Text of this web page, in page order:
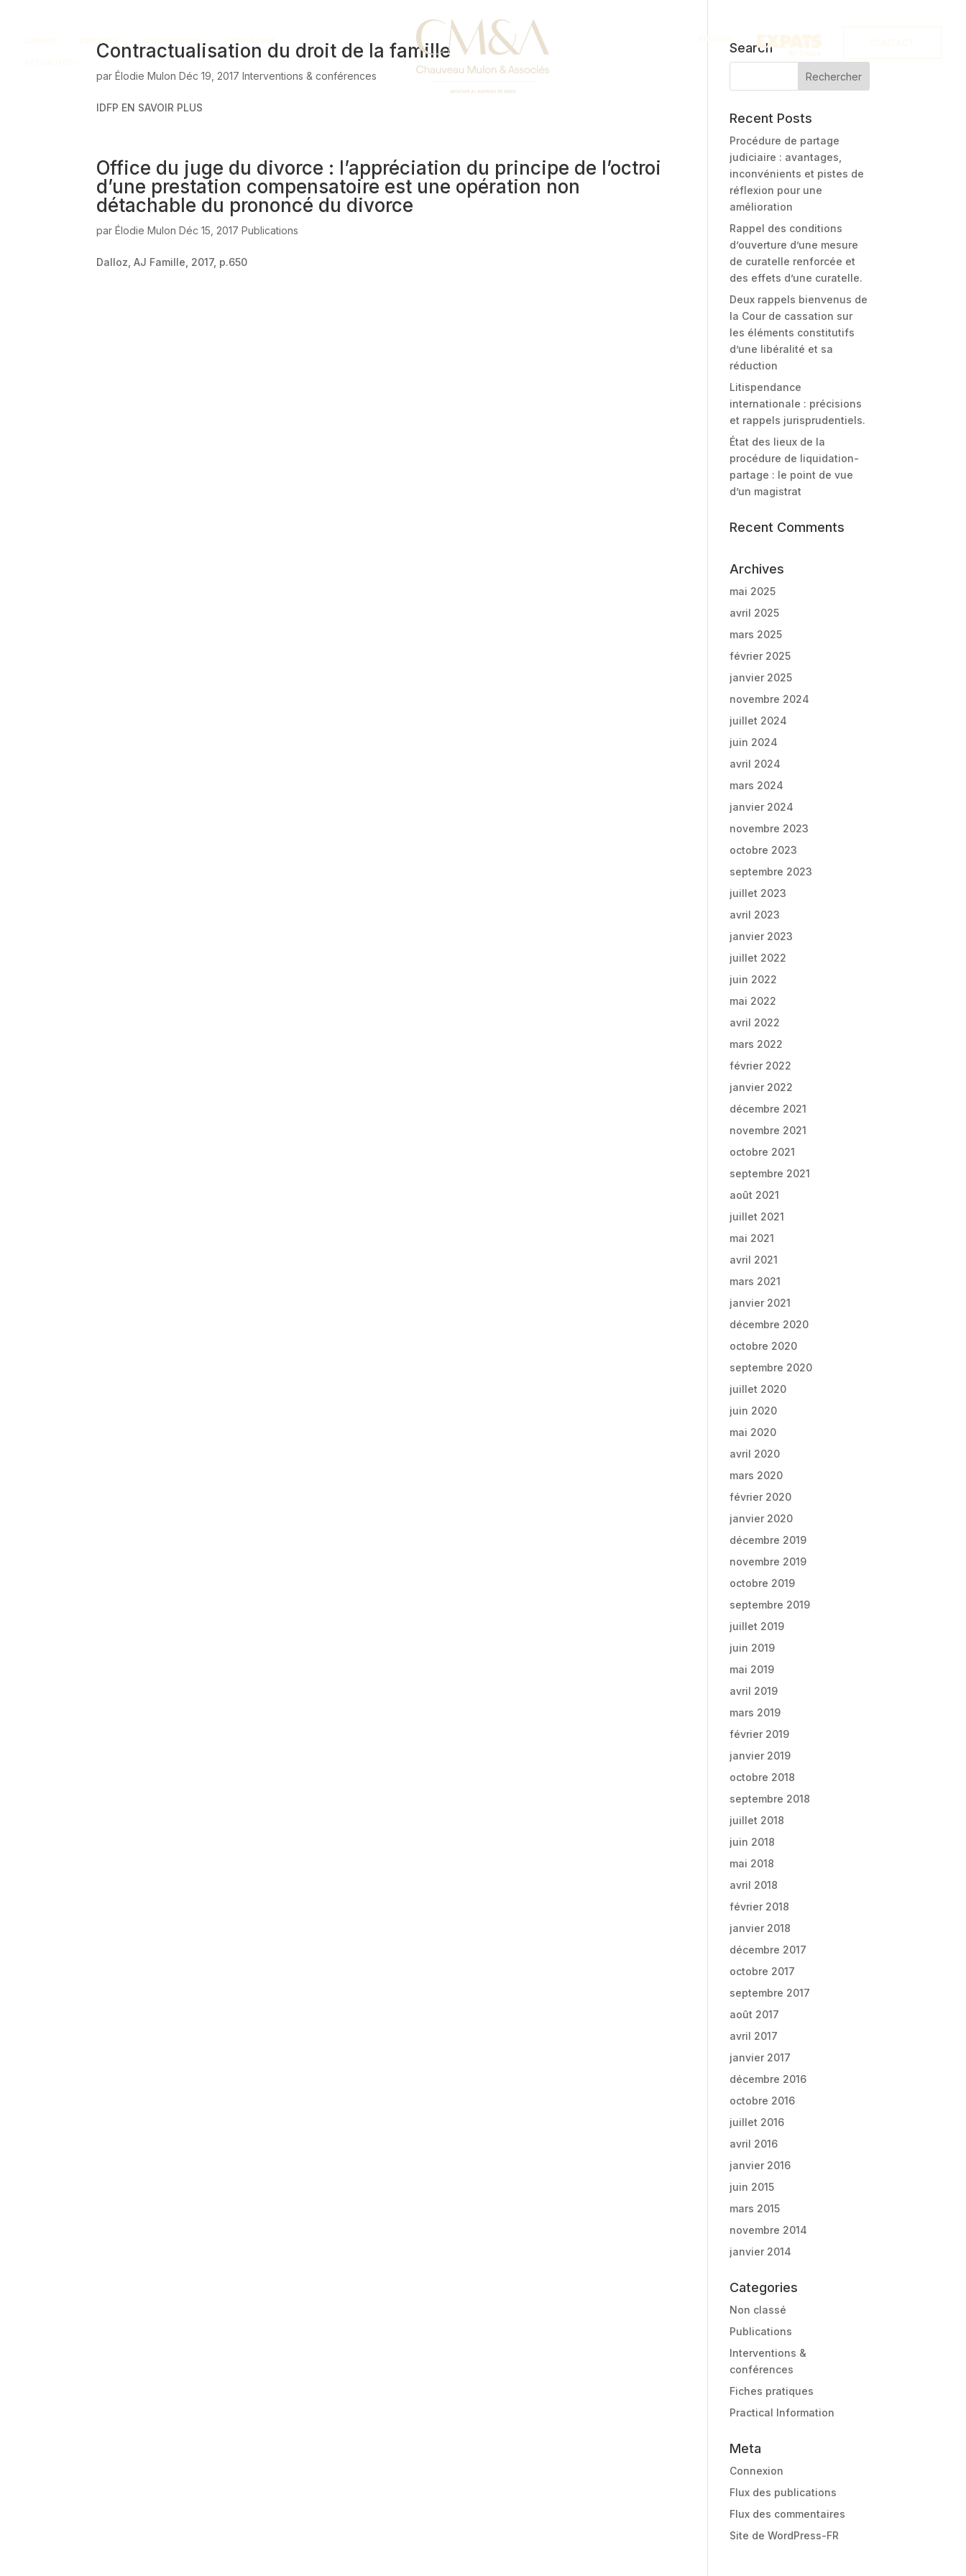
Contractualisation du droit de la famille
parÉlodie Mulon Déc 19, 2017 Interventions & conférences
IDFP EN SAVOIR PLUS
Office du juge du divorce : l’appréciation du principe de l’octroi
d’une prestation compensatoire est une opération non
détachable du prononcé du divorce
parÉlodie Mulon Déc 15, 2017 Publications
Dalloz, AJ Famille, 2017, p.650
Search
Recent Posts
Procédure de partage
judiciaire : avantages,
inconvénients et pistes de
réflexion pour une
amélioration
Rappel des conditions
d’ouverture d’une mesure
de curatelle renforcée et
des effets d’une curatelle.
Deux rappels bienvenus de
la Cour de cassation sur
les éléments constitutifs
d’une libéralité et sa
réduction
Litispendance
internationale : précisions
et rappels jurisprudentiels.
État des lieux de la
procédure de liquidation-
partage : le point de vue
d’un magistrat
Recent Comments
Archives
mai 2025
avril 2025
mars 2025
février 2025
janvier 2025
novembre 2024
juillet 2024
juin 2024
avril 2024
mars 2024
janvier 2024
novembre 2023
octobre 2023
septembre 2023
juillet 2023
avril 2023
janvier 2023
juillet 2022
juin 2022
mai 2022
avril 2022
mars 2022
février 2022
janvier 2022
décembre 2021
novembre 2021
octobre 2021
septembre 2021
août 2021
juillet 2021
mai 2021
avril 2021
mars 2021
janvier 2021
décembre 2020
octobre 2020
septembre 2020
juillet 2020
juin 2020
mai 2020
avril 2020
mars 2020
février 2020
janvier 2020
décembre 2019
novembre 2019
octobre 2019
septembre 2019
juillet 2019
juin 2019
mai 2019
avril 2019
mars 2019
février 2019
janvier 2019
octobre 2018
septembre 2018
juillet 2018
juin 2018
mai 2018
avril 2018
février 2018
janvier 2018
décembre 2017
octobre 2017
septembre 2017
août 2017
avril 2017
janvier 2017
décembre 2016
octobre 2016
juillet 2016
avril 2016
janvier 2016
juin 2015
mars 2015
novembre 2014
janvier 2014
Categories
Non classé
Publications
Interventions &
conférences
Fiches pratiques
Practical Information
Meta
Connexion
Flux des publications
Flux des commentaires
Site de WordPress-FR